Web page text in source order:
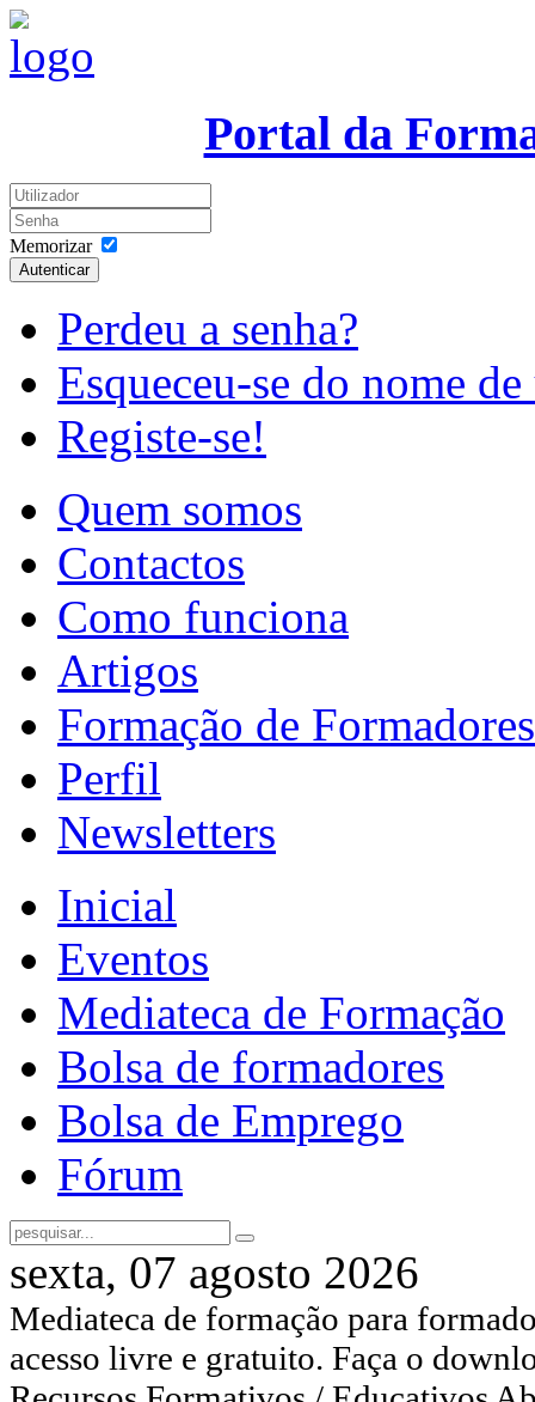
Portal da
Memorizar
Autenticar
Perdeu a senha?
Esqueceu-se do nome
Registe-se!
Quem somos
Contactos
Como funciona
Artigos
Formação de Formadores
Perfil
Newsletters
Inicial
Eventos
Mediateca de Formação
Bolsa de formadores
Bolsa de Emprego
Fórum
sexta, 07 agosto 2026
Mediateca de formação para
acesso livre e gratuito. Faça o